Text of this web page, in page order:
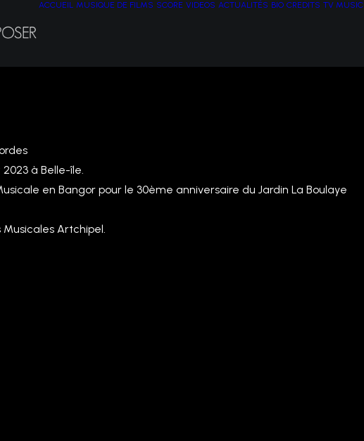
ACCUEIL MUSIQUE DE FILMS SCORE VIDEOS ACTUALITÉS BIO CREDITS TV MUSIC
à Belle-île.
en Bangor pour le 30ème anniversaire du Jardin La Boulaye
Artchipel.